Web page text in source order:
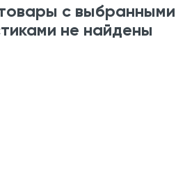
с выбранными
не найдены